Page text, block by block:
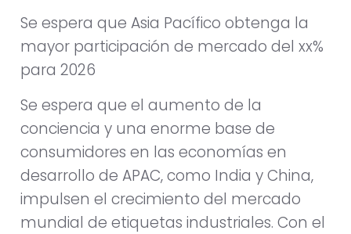
Se espera que Asia Pacífico obtenga la
mayor participación de mercado del xx%
para 2026
Se espera que el aumento de la
conciencia y una enorme base de
consumidores en las economías en
desarrollo de APAC, como India y China,
impulsen el crecimiento del mercado
mundial de etiquetas industriales. Con el